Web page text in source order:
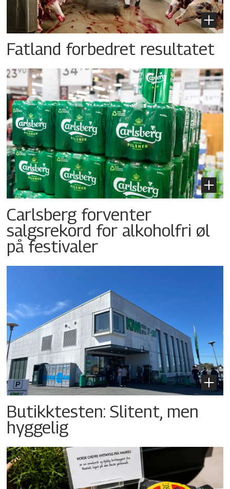
Fatland forbedret resultatet
Carlsberg forventer
salgsrekord for alkoholfri øl
på festivaler
Butikktesten: Slitent, men
hyggelig